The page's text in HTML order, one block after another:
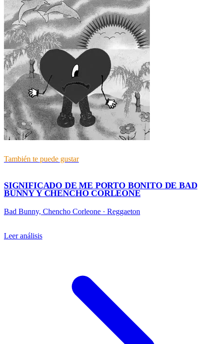
También te puede gustar
SIGNIFICADO DE ME PORTO BONITO DE BAD
BUNNY Y CHENCHO CORLEONE
Bad Bunny, Chencho Corleone · Reggaeton
Leer análisis